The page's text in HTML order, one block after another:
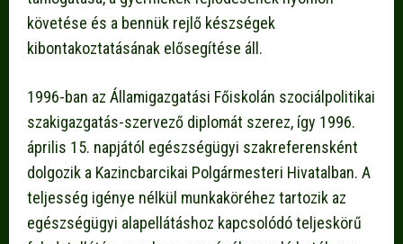
követése és a bennük rejlő készségek
kibontakoztatásának elősegítése áll.
1996-ban az Államigazgatási Főiskolán szociálpolitikai
szakigazgatás-szervező diplomát szerez, így 1996.
április 15. napjától egészségügyi szakreferensként
dolgozik a Kazincbarcikai Polgármesteri Hivatalban. A
teljesség igénye nélkül munkaköréhez tartozik az
egészségügyi alapellátáshoz kapcsolódó teljeskörű